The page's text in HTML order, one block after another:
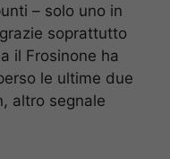
– solo uno in
soprattutto
il Frosinone ha
le ultime due
altro segnale